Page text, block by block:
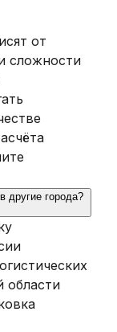
от
сложности
другие города?
области